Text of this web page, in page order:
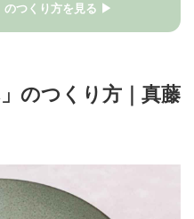
のつくり方を見る ▶
のつくり方｜真藤